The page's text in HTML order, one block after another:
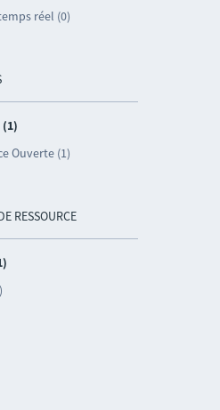
réel (0)
(1)
Ouverte (1)
RESSOURCE